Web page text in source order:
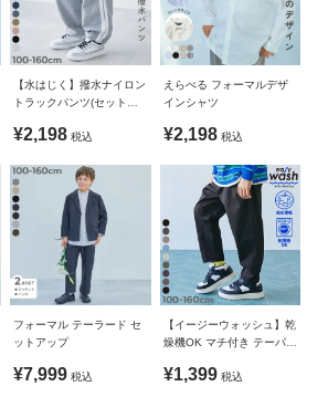
とのお別れ。
。
った、1000通りから選べる新しいフォー
らっとした素材
59.5 87.5 59.7
62 94 64.7 35.5
»サイズガイド
ート洗い) / 漂白剤使用不可 / 乾燥機使用
洗濯ネット使用
【水はじく】撥水ナイロン
トラックパンツ(セットア
¥2,198 税込
えらべる フォーマルデザ
インシャツ
¥2,198 税込
フォーマル テーラード セ
ットアップ
¥7,999 税込
【イージーウォッシュ】乾
燥機OK マチ付き テーパー
¥1,399 税込